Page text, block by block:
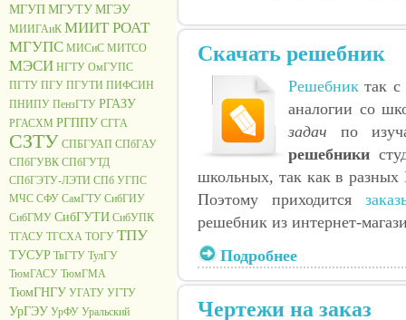
МГУПМГУТУМГЭУ
МИИГАиК МИИТ РОАТ
МГУПС МИСиС МИТСО
МЭСИ НГТУ ОмГУПС
ПГТУ ПГУ ПГУТИ ПИФСИН
ПНИПУ ПензГТУ РГАЗУ
РГАСХМ РГППУ СГГА
СЗТУ СПБГУАП СПбГАУ
СПбГУВК СПбГУТД
СПбГЭТУ-ЛЭТИ СПб УГПС
МЧС СФУ СамГТУ СибГИУ
СибГМУ СибГУТИ СибУПК
ТГАСУ ТГСХА ТОГУ ТПУ
ТУСУР ТвГТУ ТулГУ
ТюмГАСУ ТюмГМА
ТюмГНГУ УГАТУ УГТУ
УрГЭУ УрФУ Уральский
Скачать решебник
Решебниктак с
аналогии со
задач по
решебники
школьных, так как в разных
Поэтому приходится
решебник из интернет-
Подробнее
Чертежи на заказ